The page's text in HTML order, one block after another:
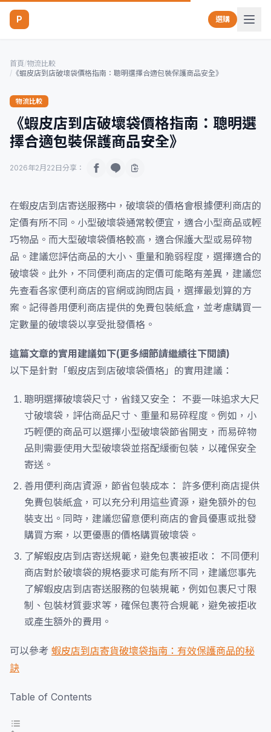
P 選購
首頁/物流比較
/ 《蝦皮店到店破壞袋價格指南：聰明選擇合適包裝保護商品安全》
物流比較
《蝦皮店到店破壞袋價格指南：聰明選
擇合適包裝保護商品安全》
2026年2月22日 分享：
在蝦皮店到店寄送服務中，破壞袋的價格會根據便利商店的
定價有所不同。小型破壞袋通常較便宜，適合小型商品或輕
巧物品。而大型破壞袋價格較高，適合保護大型或易碎物
品。建議您評估商品的大小、重量和脆弱程度，選擇適合的
破壞袋。此外，不同便利商店的定價可能略有差異，建議您
先查看各家便利商店的官網或詢問店員，選擇最划算的方
案。記得善用便利商店提供的免費包裝紙盒，並考慮購買一
定數量的破壞袋以享受批發價格。
這篇文章的實用建議如下(更多細節請繼續往下閱讀)
以下是針對「蝦皮店到店破壞袋價格」的實用建議：
聰明選擇破壞袋尺寸，省錢又安全： 不要一味追求大尺
寸破壞袋，評估商品尺寸、重量和易碎程度。例如，小
巧輕便的商品可以選擇小型破壞袋節省開支，而易碎物
品則需要使用大型破壞袋並搭配緩衝包裝，以確保安全
寄送。
善用便利商店資源，節省包裝成本： 許多便利商店提供
免費包裝紙盒，可以充分利用這些資源，避免額外的包
裝支出。同時，建議您留意便利商店的會員優惠或批發
購買方案，以更優惠的價格購買破壞袋。
了解蝦皮店到店寄送規範，避免包裹被拒收： 不同便利
商店對於破壞袋的規格要求可能有所不同，建議您事先
了解蝦皮店到店寄送服務的包裝規範，例如包裹尺寸限
制、包裝材質要求等，確保包裹符合規範，避免被拒收
或產生額外的費用。
可以參考 蝦皮店到店寄貨破壞袋指南：有效保護商品的秘
訣
Table of Contents